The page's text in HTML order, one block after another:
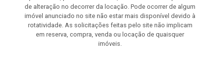
de alteração no decorrer da locação. Pode ocorrer de algum
imóvel anunciado no site não estar mais disponível devido à
rotatividade. As solicitações feitas pelo site não implicam
em reserva, compra, venda ou locação de quaisquer
imóveis.